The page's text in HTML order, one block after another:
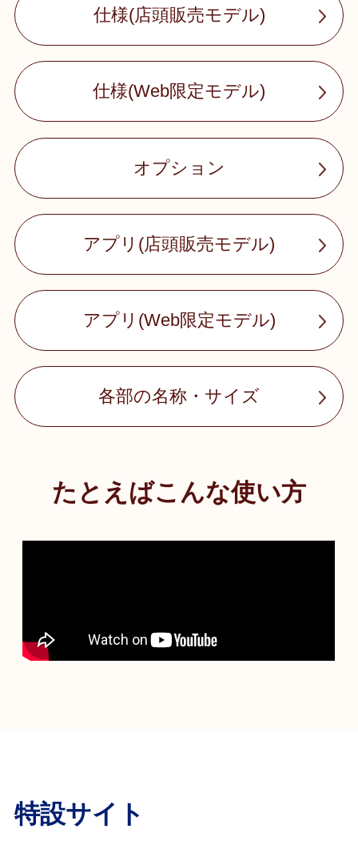
仕様(店頭販売モデル)
仕様(Web限定モデル)
オプション
アプリ(店頭販売モデル)
アプリ(Web限定モデル)
各部の名称・サイズ
たとえばこんな使い方
特設サイト